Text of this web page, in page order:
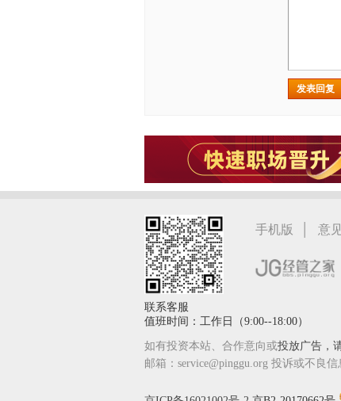
发表回复
手机版 | 意
联系客服
值班时间：工作日（9:00--18:00）
如有投资本站、合作意向或投放广告，
邮箱：service@pinggu.org 投诉或不良信